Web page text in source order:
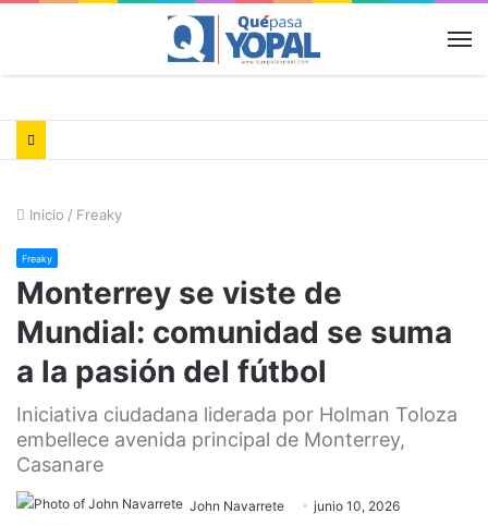
Inicio / Freaky
Freaky
Monterrey se viste de
Mundial: comunidad se suma
a la pasión del fútbol
Iniciativa ciudadana liderada por Holman Toloza
embellece avenida principal de Monterrey,
Casanare
John Navarrete junio 10, 2026